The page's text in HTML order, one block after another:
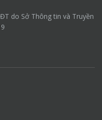
do Sở Thông tin và Truyền